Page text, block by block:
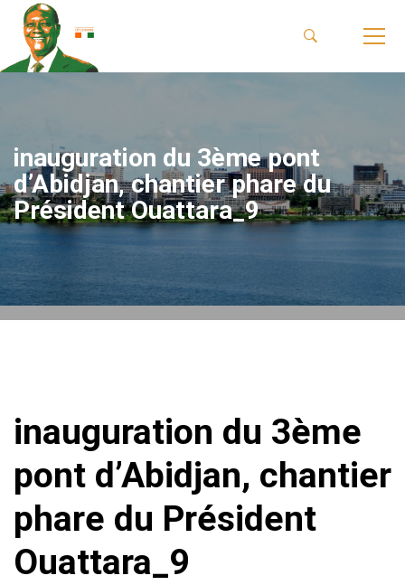
inauguration du 3ème pont
d’Abidjan, chantier phare du
Président Ouattara_9
inauguration du 3ème
pont d’Abidjan, chantier
phare du Président
Ouattara_9